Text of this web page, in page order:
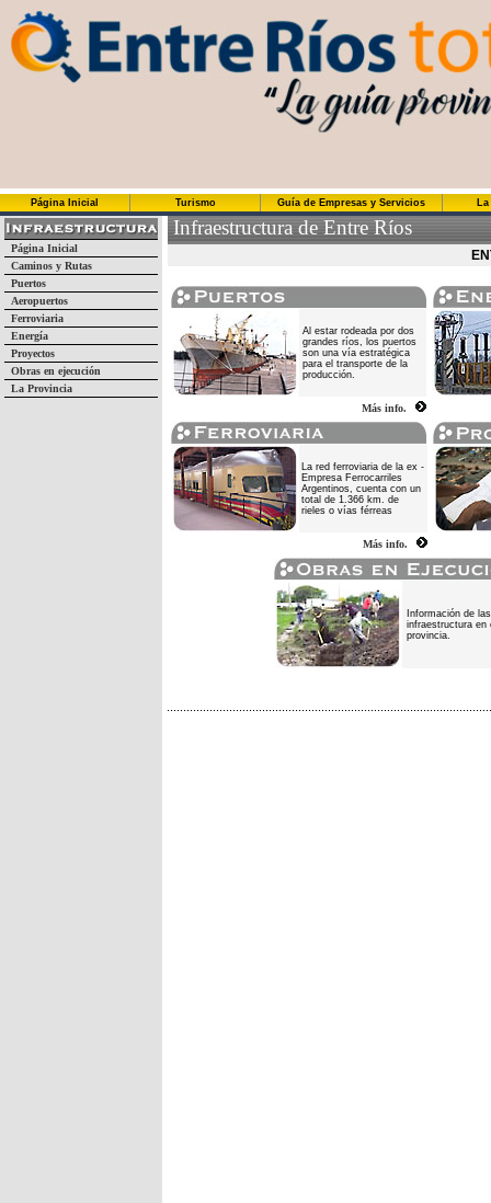
Página Inicial Turismo Guía de Empresas y Servicios
Página Inicial
Caminos y Rutas
Puertos
Aeropuertos
Ferroviaria
Energía
Proyectos
Obras en ejecución
La Provincia
Infraestructura de Entre Ríos
Al estar rodeada por dos
grandes ríos, los puertos
son una vía estratégica
para el transporte de la
producción.
Más info.
La red ferroviaria de la ex -
Empresa Ferrocarriles
Argentinos, cuenta con un
total de 1.366 km. de
rieles o vías férreas
Más info.
Información de
infraestructura en
provincia.